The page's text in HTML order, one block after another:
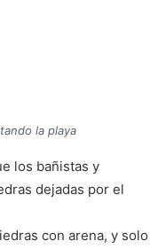
la playa
los bañistas y
dejadas por el
con arena, y solo